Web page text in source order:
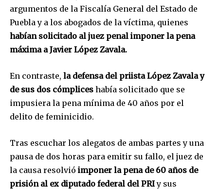
argumentos de la Fiscalía General del Estado de
Puebla y a los abogados de la víctima, quienes
habían solicitado al juez penal imponer la pena
máxima a Javier López Zavala.
En contraste, la defensa del priista López Zavala y
de sus dos cómplices había solicitado que se
impusiera la pena mínima de 40 años por el
delito de feminicidio.
Tras escuchar los alegatos de ambas partes y una
pausa de dos horas para emitir su fallo, el juez de
la causa resolvió imponer la pena de 60 años de
prisión al ex diputado federal del PRIy sus